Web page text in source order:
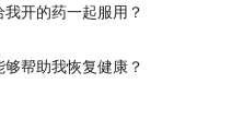
开的药一起服用？
帮助我恢复健康？